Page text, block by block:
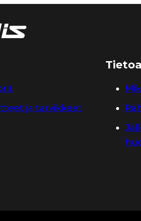
ja tarvikkeet